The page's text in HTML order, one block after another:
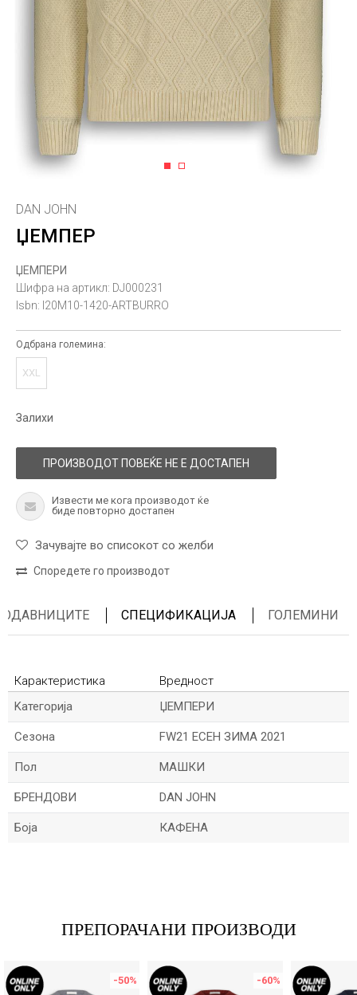
1 2
DAN JOHN
ЏЕМПЕР
ЏЕМПЕРИ
Шифра на артикл: DJ000231
Isbn: I20M10-1420-ARTBURRO
Одбрана големина:
XXL
Залихи
ПРОИЗВОДОТ ПОВЕЌЕ НЕ Е ДОСТАПЕН
Извести ме кога производот ќе
биде повторно достапен
Зачувајте во списокот со желби
Споредете го производот
СПЕЦИФИКАЦИЈА ГОЛЕМИНИ
Карактеристика
Вредност
Kатегорија
ЏЕМПЕРИ
Сезона FW21 ЕСЕН ЗИМА 2021
Пол МАШКИ
БРЕНДОВИ DAN JOHN
Боја КАФЕНА
ПРЕПОРАЧАНИ ПРОИЗВОДИ
-50% -60%